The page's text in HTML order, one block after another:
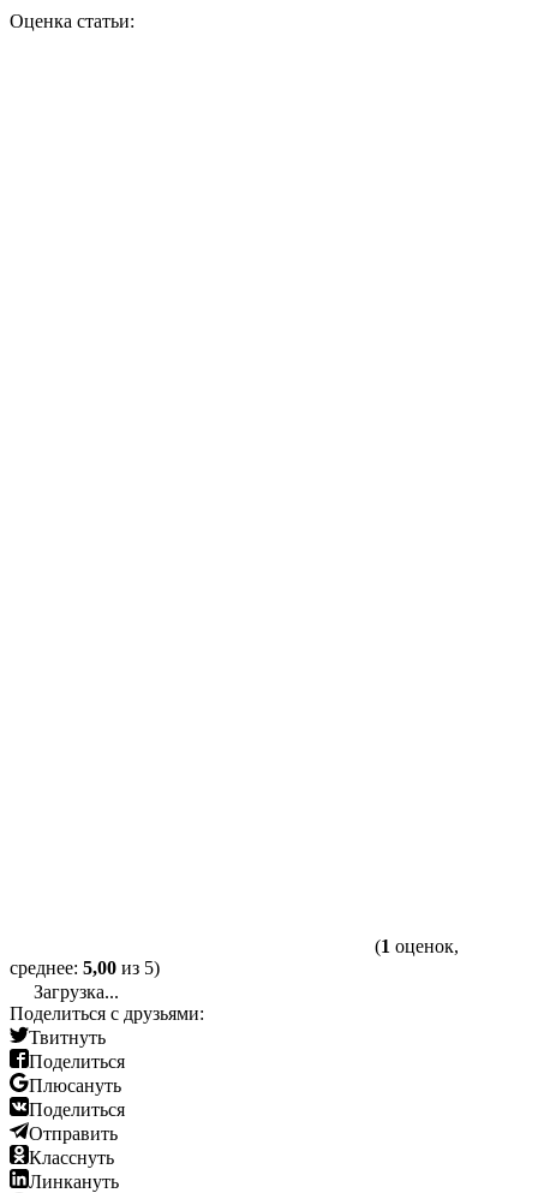
Оценка статьи:
(1 оценок,
среднее: 5,00 из 5)
Загрузка...
Поделиться с друзьями:
Твитнуть
Поделиться
Плюсануть
Поделиться
Отправить
Класснуть
Линкануть